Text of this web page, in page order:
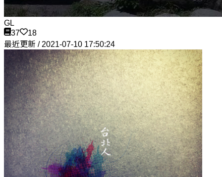
GL
37
18
最近更新 / 2021-07-10 17:50:24